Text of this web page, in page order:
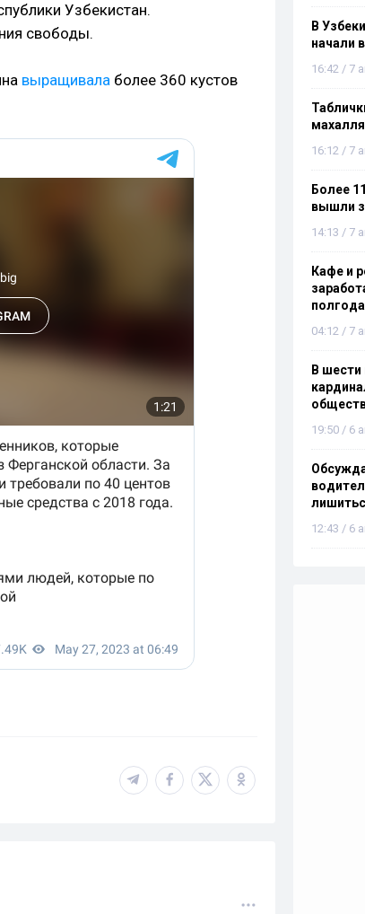
Узбекистан.
свободы.
выращивала более 360 кустов
В
начали
16:42 / 7
16:12 / 7
Более
вышли
14:13 / 7
Кафе и
полгода
04:12 / 7
В
19:50 / 6
12:43 / 6